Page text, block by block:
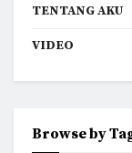
TENTANG AKU
VIDEO
Browse by